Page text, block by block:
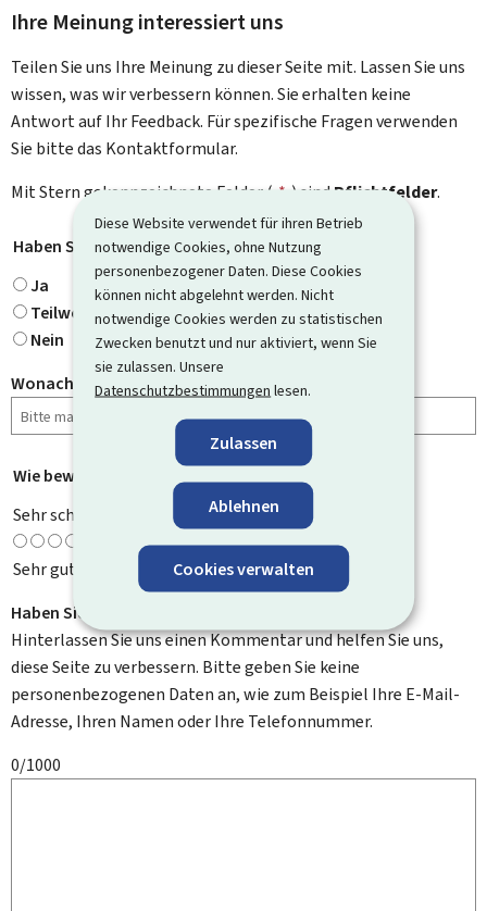
Diese Website verwendet für ihren Betrieb
notwendige Cookies, ohne Nutzung
personenbezogener Daten. Diese Cookies
können nicht abgelehnt werden. Nicht
notwendige Cookies werden zu statistischen
Zwecken benutzt und nur aktiviert, wenn Sie
sie zulassen. Unsere
Datenschutzbestimmungen lesen.
Zulassen
Ablehnen
Cookies verwalten
Ihre Meinung interessiert uns
Teilen Sie uns Ihre Meinung zu dieser Seite mit. Lassen Sie uns
wissen, was wir verbessern können. Sie erhalten keine
Antwort auf Ihr Feedback. Für spezifische Fragen verwenden
Sie bitte das Kontaktformular.
Mit Stern gekennzeichnete Felder ( * ) sindPflichtfelder.
Haben Sie gefunden, wonach Sie gesucht haben?
Ja
Teilweise
Nein
Wonach haben Sie gesucht?
Wie bewerten Sie diese Seite?
Sehr schlecht
Sehr gut
Haben Sie Verbesserungsvorschläge?
Hinterlassen Sie uns einen Kommentar und helfen Sie uns,
diese Seite zu verbessern. Bitte geben Sie keine
personenbezogenen Daten an, wie zum Beispiel Ihre E-Mail-
Adresse, Ihren Namen oder Ihre Telefonnummer.
0/1000